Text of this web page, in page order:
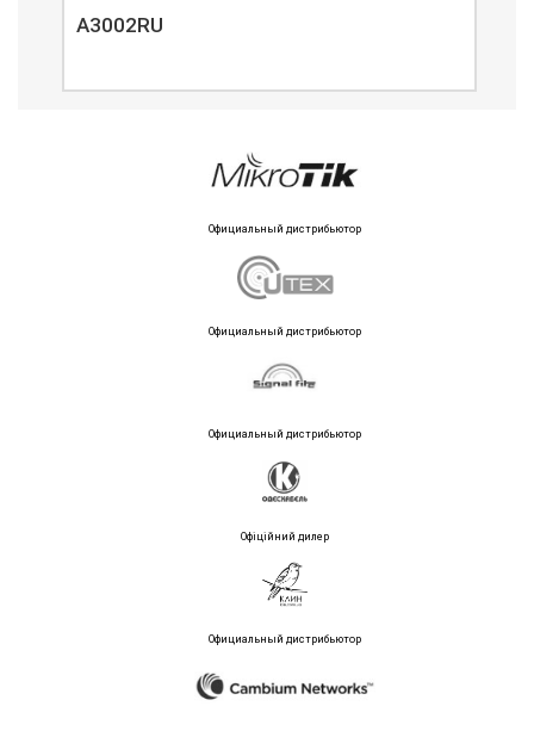
A3002RU
Официальный дистрибьютор
Официальный дистрибьютор
Официальный дистрибьютор
Офіційний дилер
Официальный дистрибьютор